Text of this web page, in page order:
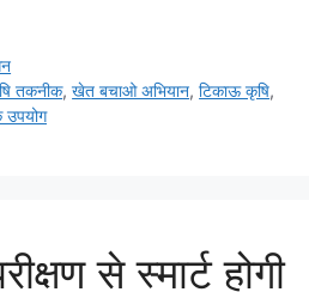
तकनीक,खेत बचाओ अभियान,टिकाऊ कृषि,
उपयोग
से स्मार्ट होगी